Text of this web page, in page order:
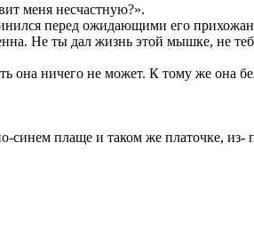
меня несчастную?».
перед ожидающими его
Не ты дал жизнь этой мышке, не
она ничего не может. К тому же она
плаще и таком же платочке, из-